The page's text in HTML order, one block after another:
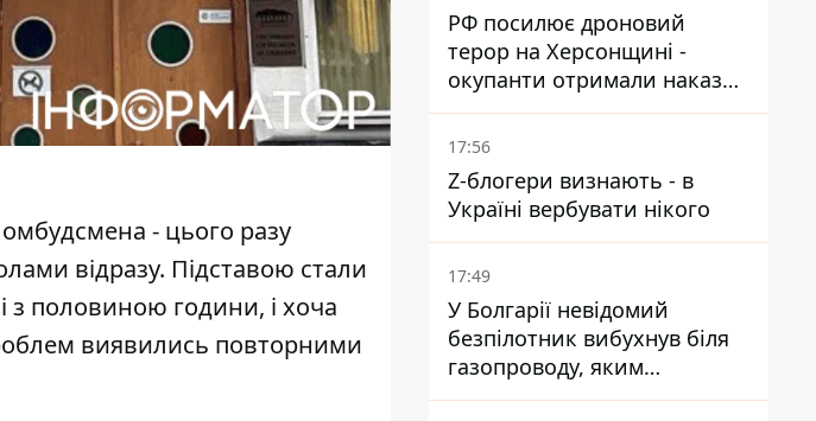
- цього разу
відразу. Підставою стали
з половиною години, і хоча
виявились повторними
РФ посилює дроновий
терор на Херсонщині -
окупанти отримали наказ
вільно полювати на автівки
17:56
Z-блогери визнають - в
Україні вербувати нікого
17:49
У Болгарії невідомий
безпілотник вибухнув біля
газопроводу, яким
постачають газ до України